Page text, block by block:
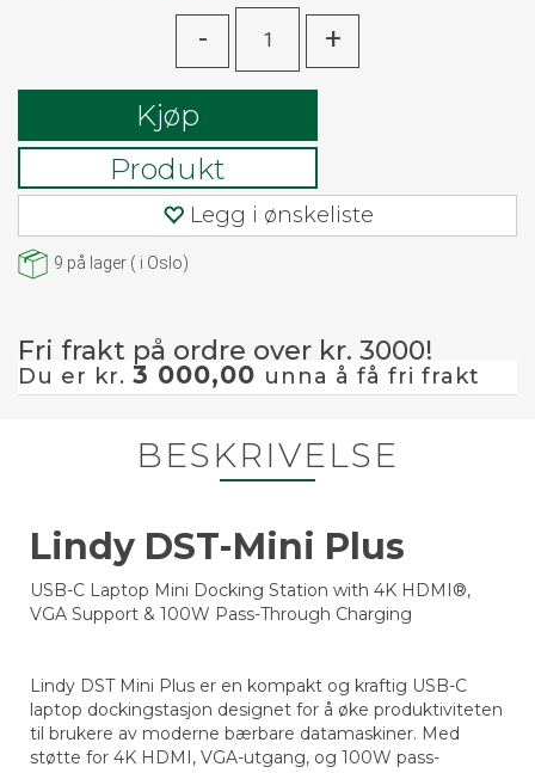
- +
Kjøp
Produkt
Legg i ønskeliste
9 på lager ( i Oslo)
Fri frakt på ordre over kr. 3000!
Du er kr. 3 000,00 unna å få fri frakt
BESKRIVELSE
Lindy DST-Mini Plus
USB-C Laptop Mini Docking Station with 4K HDMI®,
VGA Support & 100W Pass-Through Charging
Lindy DST Mini Plus er en kompakt og kraftig USB-C
laptop dockingstasjon designet for å øke produktiviteten
til brukere av moderne bærbare datamaskiner. Med
støtte for 4K HDMI, VGA-utgang, og 100W pass-